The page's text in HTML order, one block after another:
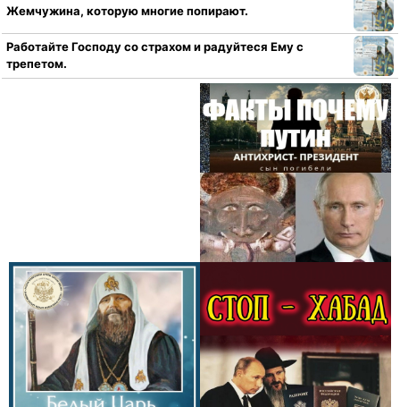
Жемчужина, которую многие попирают.
Работайте Господу со страхом и радуйтеся Ему с
трепетом.